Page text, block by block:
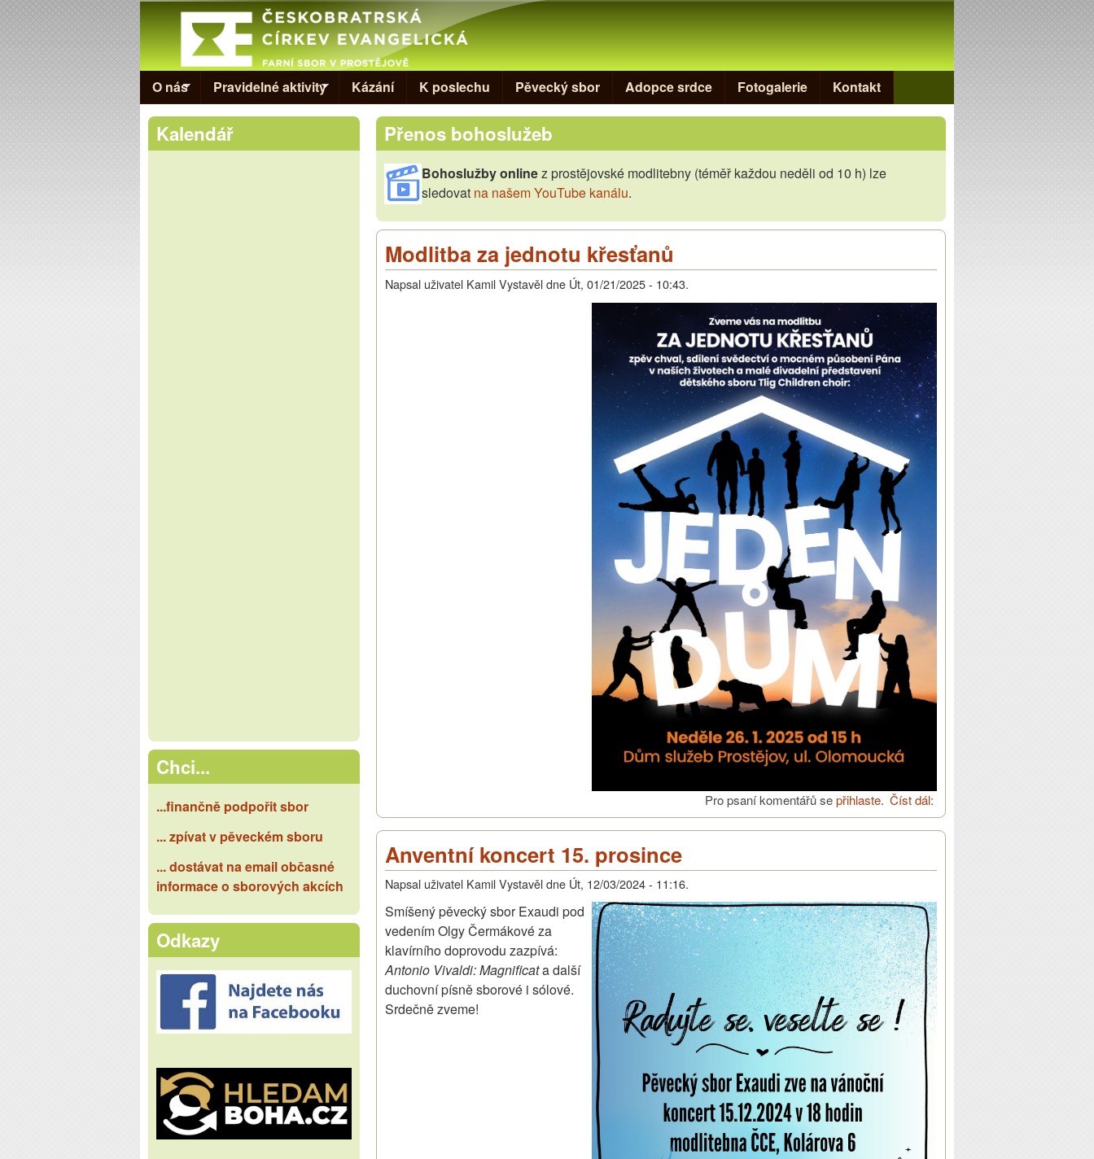
Skip to main content
Evangelická
církev v
Prostějově
O nás Pravidelné aktivity Kázání K poslechu Pěvecký sbor Adopce srdce Fotogalerie Kontakt
Přenos bohoslužeb
Bohoslužby onlinez prostějovské modlitebny (téměř každou neděli od 10 h) lze
sledovat na našem YouTube kanálu.
Modlitba za jednotu křesťanů
Napsal uživatel Kamil Vystavěldne Út, 01/21/2025 - 10:43.
Číst dál:
Pro psaní komentářů sepřihlaste.
Anventní koncert 15. prosince
Napsal uživatel Kamil Vystavěldne Út, 12/03/2024 - 11:16.
Smíšený pěvecký sbor Exaudi pod
vedením Olgy Čermákové za
klavírního doprovodu zazpívá:
Antonio Vivaldi: Magnificata další
duchovní písně sborové i sólové.
Srdečně zveme!
Kalendář
Chci...
...finančně podpořit sbor
... zpívat v pěveckém sboru
... dostávat na email občasné
informace o sborových akcích
Odkazy